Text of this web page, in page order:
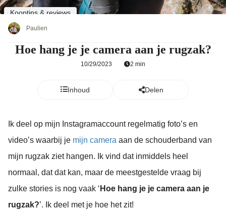
Kooptips & reviews
Paulien
Hoe hang je je camera aan je rugzak?
10/29/2023 2 min
Inhoud Delen
Ik deel op mijn Instagramaccount regelmatig foto’s en
video’s waarbij je mijn camera aan de schouderband van
mijn rugzak ziet hangen. Ik vind dat inmiddels heel
normaal, dat dat kan, maar de meestgestelde vraag bij
zulke stories is nog vaak ‘ Hoe hang je je camera aan je
rugzak?’. Ik deel met je hoe het zit!